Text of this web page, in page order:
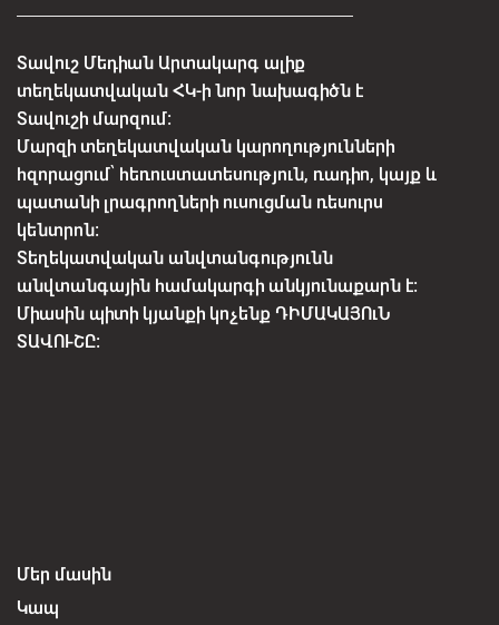
Տավուշ Մեդիան Արտակարգ ալիք
տեղեկատվական ՀԿ-ի նոր նախագիծն է
Տավուշի մարզում:
Մարզի տեղեկատվական կարողությունների
հզորացում՝ հեռուստատեսություն, ռադիո, կայք և
պատանի լրագրողների ուսուցման ռեսուրս
կենտրոն:
Տեղեկատվական անվտանգությունն
անվտանգային համակարգի անկյունաքարն է:
Միասին պիտի կյանքի կոչենք ԴԻՄԱԿԱՅՈւՆ
ՏԱՎՈՒՇԸ:
Մեր մասին
Կապ